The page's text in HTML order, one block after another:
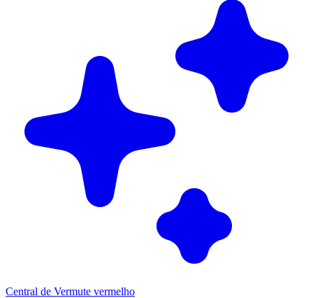
Central de Vermute vermelho